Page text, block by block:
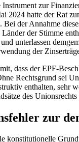
zur
2024 hatte der Rat
der Annahme
der Stimme
unterlassen
der
dass der EPF-
Rechtsgrund sei
enthalten, sehr
des
zur
konstitutionelle